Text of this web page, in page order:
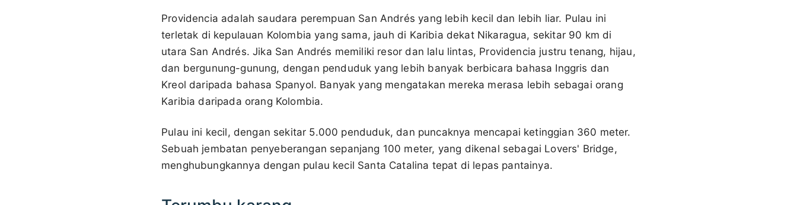
Providencia adalah saudara perempuan San Andrés yang lebih kecil dan lebih liar. Pulau ini
terletak di kepulauan Kolombia yang sama, jauh di Karibia dekat Nikaragua, sekitar 90 km di
utara San Andrés. Jika San Andrés memiliki resor dan lalu lintas, Providencia justru tenang, hijau,
dan bergunung-gunung, dengan penduduk yang lebih banyak berbicara bahasa Inggris dan
Kreol daripada bahasa Spanyol. Banyak yang mengatakan mereka merasa lebih sebagai orang
Karibia daripada orang Kolombia.
Pulau ini kecil, dengan sekitar 5.000 penduduk, dan puncaknya mencapai ketinggian 360 meter.
Sebuah jembatan penyeberangan sepanjang 100 meter, yang dikenal sebagai Lovers' Bridge,
menghubungkannya dengan pulau kecil Santa Catalina tepat di lepas pantainya.